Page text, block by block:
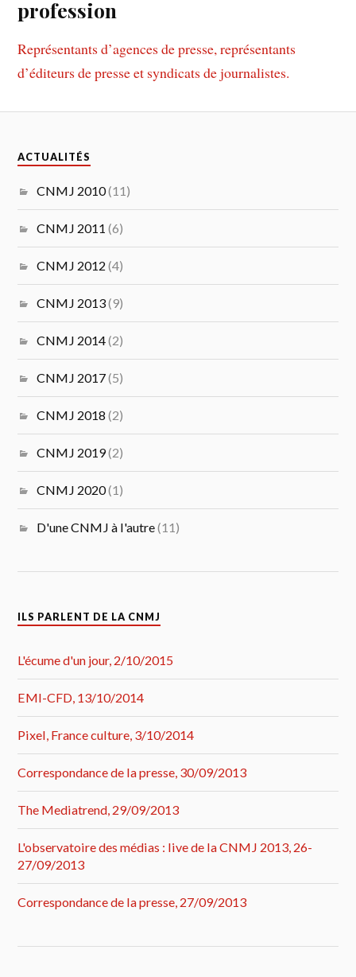
profession
Représentants d’agences de presse, représentants
d’éditeurs de presse et syndicats de journalistes.
ACTUALITÉS
CNMJ 2010(11)
CNMJ 2011 (6)
CNMJ 2012 (4)
CNMJ 2013(9)
CNMJ 2014(2)
CNMJ 2017(5)
CNMJ 2018 (2)
CNMJ 2019(2)
CNMJ 2020(1)
D'une CNMJ à l'autre(11)
ILS PARLENT DE LA CNMJ
L'écume d'un jour, 2/10/2015
EMI-CFD, 13/10/2014
Pixel, France culture, 3/10/2014
Correspondance de la presse, 30/09/2013
The Mediatrend, 29/09/2013
L'observatoire des médias : live de la CNMJ 2013, 26-
27/09/2013
Correspondance de la presse, 27/09/2013